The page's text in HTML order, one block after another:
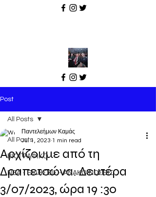
Post
All Posts
ΒΙΟΓΡΑΦΙΚΟ
ΝΕΑ - ΕΙΔΗΣΕΙΣ - ΑΝΑΚΟΙΝΩΣΕΙΣ
All Posts
Αρχίζουμε από τη
Δραπετσώνα. Δευτέρα
3/07/2023, ώρα 19 :30
Παντελεήμων Καμάς
Jul 1, 2023 1 min read